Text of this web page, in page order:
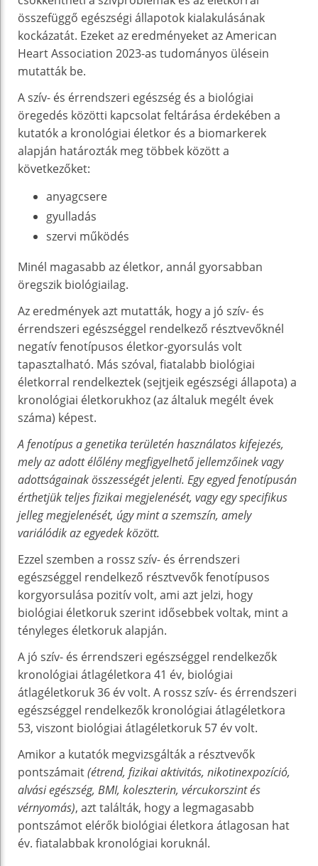
összefüggő egészségi állapotok kialakulásának
kockázatát. Ezeket az eredményeket az American
Heart Association 2023-as tudományos ülésein
mutatták be.
A szív- és érrendszeri egészség és a biológiai
öregedés közötti kapcsolat feltárása érdekében a
kutatók a kronológiai életkor és a biomarkerek
alapján határozták meg többek között a
következőket:
anyagcsere
gyulladás
szervi működés
Minél magasabb az életkor, annál gyorsabban
öregszik biológiailag.
Az eredmények azt mutatták, hogy a jó szív- és
érrendszeri egészséggel rendelkező résztvevőknél
negatív fenotípusos életkor-gyorsulás volt
tapasztalható. Más szóval, fiatalabb biológiai
életkorral rendelkeztek (sejtjeik egészségi állapota) a
kronológiai életkorukhoz (az általuk megélt évek
száma) képest.
A fenotípus a genetika területén használatos kifejezés,
mely az adott élőlény megfigyelhető jellemzőinek vagy
adottságainak összességét jelenti. Egy egyed fenotípusán
érthetjük teljes fizikai megjelenését, vagy egy specifikus
jelleg megjelenését, úgy mint a szemszín, amely
variálódik az egyedek között.
Ezzel szemben a rossz szív- és érrendszeri
egészséggel rendelkező résztvevők fenotípusos
korgyorsulása pozitív volt, ami azt jelzi, hogy
biológiai életkoruk szerint idősebbek voltak, mint a
tényleges életkoruk alapján.
A jó szív- és érrendszeri egészséggel rendelkezők
kronológiai átlagéletkora 41 év, biológiai
átlagéletkoruk 36 év volt. A rossz szív- és érrendszeri
egészséggel rendelkezők kronológiai átlagéletkora
53, viszont biológiai átlagéletkoruk 57 év volt.
Amikor a kutatók megvizsgálták a résztvevők
pontszámait(étrend, fizikai aktivitás, nikotinexpozíció,
alvási egészség, BMI, koleszterin, vércukorszint és
vérnyomás), azt találták, hogy a legmagasabb
pontszámot elérők biológiai életkora átlagosan hat
év. fiatalabbak kronológiai koruknál.